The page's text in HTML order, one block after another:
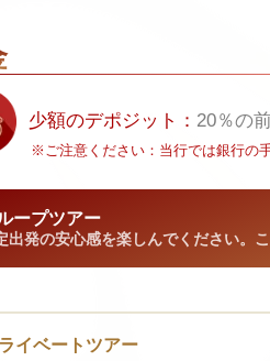
少額のデポジット： 20％の
※ご注意ください：当行では銀行の
ープツアー
出発の安心感を楽しんでください。こ
イベートツアー